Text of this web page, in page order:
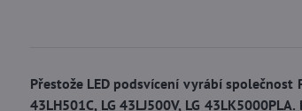
Přestože LED podsvícení vyrábí společnost
43LH501C, LG 43LJ500V, LG